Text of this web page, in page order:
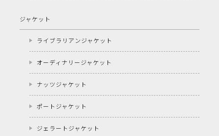
ジャケット
ライブラリアンジャケット
オーディナリージャケット
ナッツジャケット
ポートジャケット
ジェラートジャケット